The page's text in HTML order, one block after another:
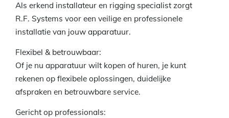
Als erkend installateur en rigging specialist zorgt
R.F. Systems voor een veilige en professionele
installatie van jouw apparatuur.
Flexibel & betrouwbaar:
Of je nu apparatuur wilt kopen of huren, je kunt
rekenen op flexibele oplossingen, duidelijke
afspraken en betrouwbare service.
Gericht op professionals: